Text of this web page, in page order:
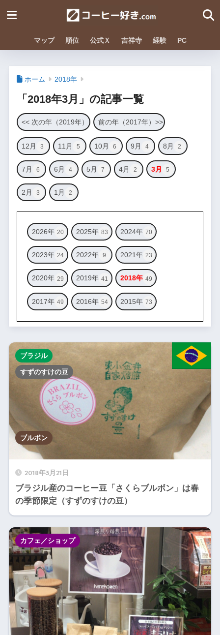
マップ 順位 公式Ｘ 吉祥寺 経験 PC
ホーム 2018年
「2018年3月」の記事一覧
<< 次の年（2019年） 前の年（2017年）>>
12月 3 11月 5 10月 6 9月 4 8月 2
7月 6 6月 4 5月 7 4月 2 3月 5
2月 3 1月 2
2026年 20 2025年 83 2024年 70
2023年 24 2022年 9 2021年 23
2020年 29 2019年 41 2018年 49
2017年 49 2016年 54 2015年 73
2018年3月21日
ブラジル産のコーヒー豆「さくらブルボン」は春
の季節限定（すずのすけの豆）
ブラジル
ブルボン
すずのすけの豆
カフェ／ショップ